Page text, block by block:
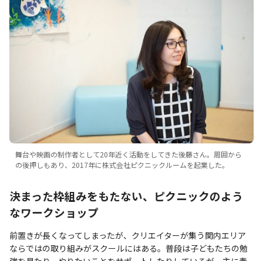
舞台や映画の制作者として20年近く活動をしてきた後藤さん。周囲から
の後押しもあり、2017年に株式会社ピクニックルームを起業した。
決まった枠組みをもたない、ピクニックのよう
なワークショップ
前置きが長くなってしまったが、クリエイターが集う関内エリア
ならではの取り組みがスクールにはある。普段は子どもたちの勉